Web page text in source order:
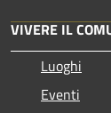
VIVERE IL
Luoghi
Eventi